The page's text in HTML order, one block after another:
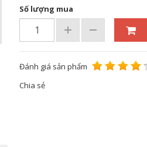
Số lượng mua
Đánh giá sản phẩm
Chia sẻ